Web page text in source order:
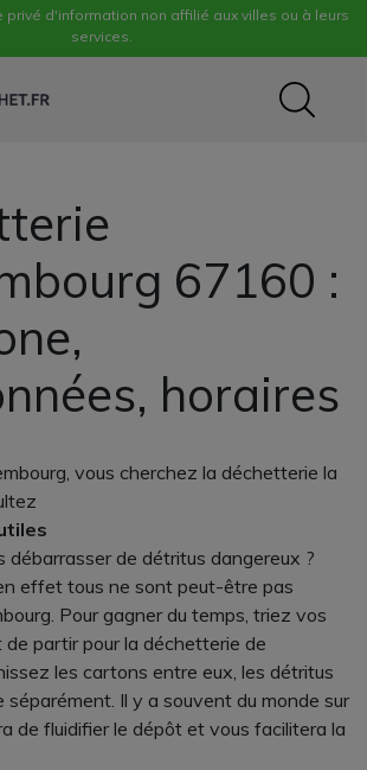
privé d'information non affilié aux villes ou à leurs
services.
67160 :
horaires
vous cherchez la déchetterie la
débarrasser de détritus dangereux ?
effet tous ne sont peut-être pas
Pour gagner du temps, triez vos
partir pour la déchetterie de
les cartons entre eux, les détritus
séparément. Il y a souvent du monde sur
de fluidifier le dépôt et vous facilitera la